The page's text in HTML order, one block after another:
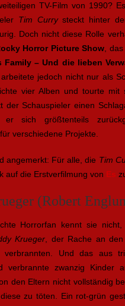
TV-Film von 1990?
Tim Currysteckt hinter
Doch nicht diese Rolle
Horror Picture Show ,
Family – Und die lieben
jedoch nicht nur als
vier Alben und tourte
der Schauspieler einen
er sich größtenteils
verschiedene Projekte.
angemerkt: Für alle, die Tim
auf die Erstverfilmung von Es
(Robert
Horrorfan kennt sie nicht,
Krueger , der Rache an
verbrannten. Und das aus
verbrannte zwanzig
den Eltern nicht vollständig
zu töten. Ein rot-grün